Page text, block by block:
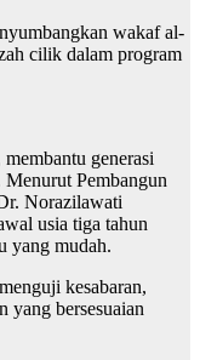
wakaf al-
cilik dalam program
generasi
Menurut Pembangun
Norazilawati
usia tiga tahun
yang mudah.
kesabaran,
yang bersesuaian